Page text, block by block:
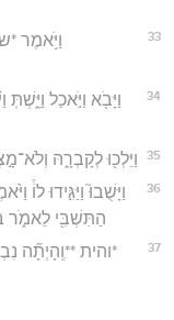
33
וַיֹּ֥אמֶר
34
וַיָּבֹ֖א וַיֹּ֣אכַל
35 וַיֵּלְכ֖וּ לְקָבְרָ֑הּ
36
וַיָּשֻׁבוּ֮ וַיַּגִּ֣ידוּ לוֹ֒
הַתִּשְׁבִּ֖י לֵאמֹ֑ר
37
*והית **וְֽהָיְתָ֞ה